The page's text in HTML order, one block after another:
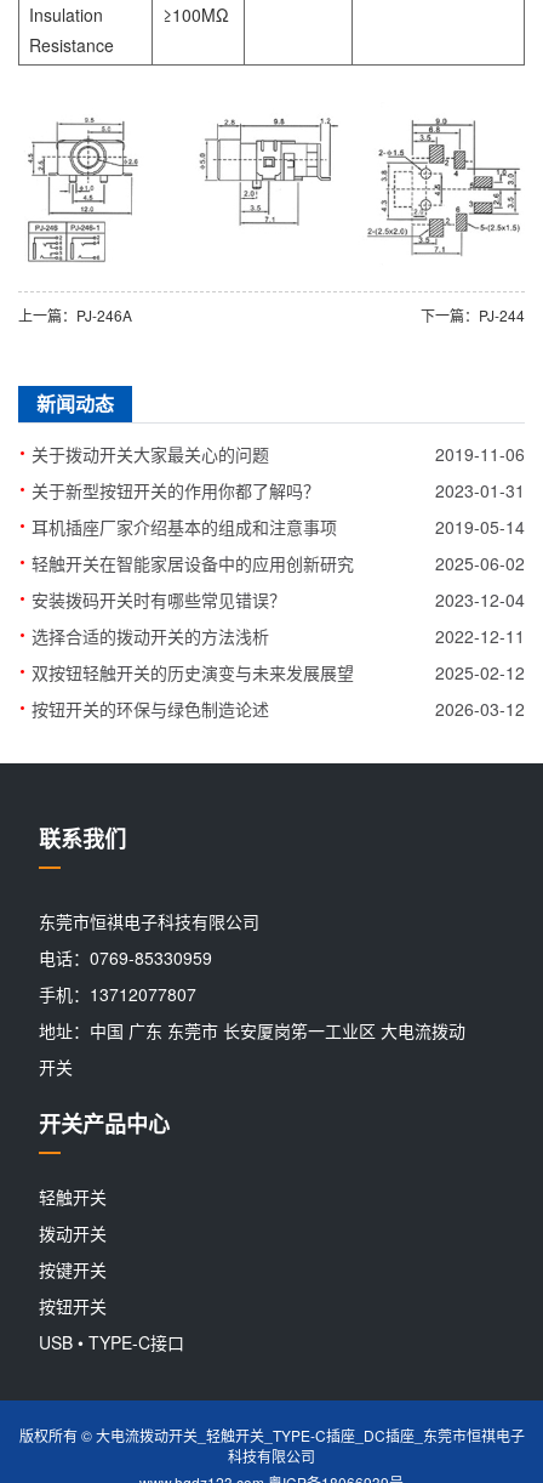
Insulation
Resistance
≥100MΩ
上一篇：PJ-246A 下一篇：PJ-244
新闻动态
· 关于拨动开关大家最关心的问题 2019-11-06
· 关于新型按钮开关的作用你都了解吗？ 2023-01-31
· 耳机插座厂家介绍基本的组成和注意事项 2019-05-14
· 轻触开关在智能家居设备中的应用创新研究 2025-06-02
· 安装拨码开关时有哪些常见错误？ 2023-12-04
· 选择合适的拨动开关的方法浅析 2022-12-11
· 双按钮轻触开关的历史演变与未来发展展望 2025-02-12
· 按钮开关的环保与绿色制造论述 2026-03-12
联系我们
东莞市恒祺电子科技有限公司
电话：0769-85330959
手机：13712077807
地址：中国 广东 东莞市 长安厦岗笫一工业区 大电流拨动
开关
开关产品中心
轻触开关
拨动开关
按键开关
按钮开关
USB • TYPE-C接口
版权所有 © 大电流拨动开关_轻触开关_TYPE-C插座_DC插座_东莞市恒祺电子
科技有限公司